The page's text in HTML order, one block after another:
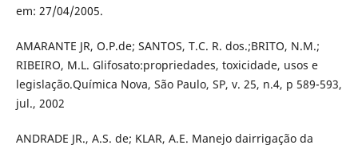
em: 27/04/2005.
AMARANTE JR, O.P.de; SANTOS, T.C. R. dos.;BRITO, N.M.;
RIBEIRO, M.L. Glifosato:propriedades, toxicidade, usos e
legislação.Química Nova, São Paulo, SP, v. 25, n.4, p 589-593,
jul., 2002
ANDRADE JR., A.S. de; KLAR, A.E. Manejo dairrigação da